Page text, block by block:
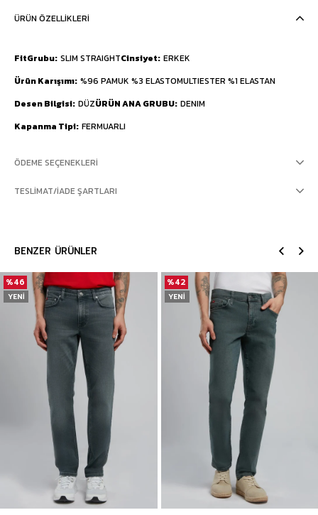
ÜRÜN ÖZELLIKLERI
FitGrubu SLIM STRAIGHTCinsiyet ERKEK
Ürün Karışımı %96 PAMUK %3 ELASTOMULTIESTER %1 ELASTAN
Desen Bilgisi DÜZÜRÜN ANA GRUBU DENIM
Kapanma Tipi FERMUARLI
ÖDEME SEÇENEKLERI
TESLIMAT/İADE ŞARTLARI
BENZER ÜRÜNLER
%46
YENI
%42
YENI